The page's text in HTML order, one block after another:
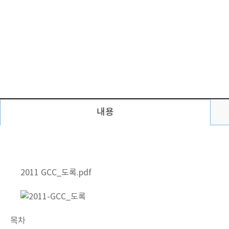
내용
2011 GCC_도록.pdf
목차